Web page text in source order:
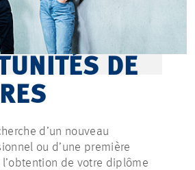
DE
d’un nouveau
ou d’une première
de votre diplôme